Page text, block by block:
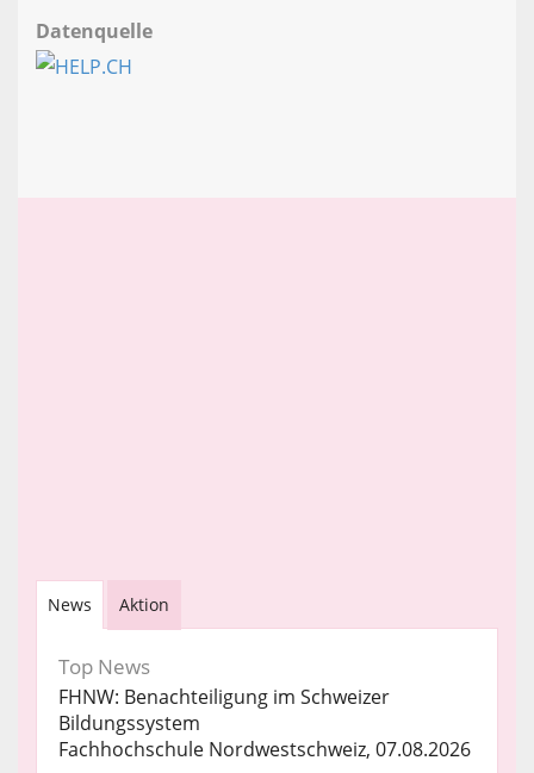
Datenquelle
News Aktion
Top News
FHNW: Benachteiligung im Schweizer
Bildungssystem
Fachhochschule Nordwestschweiz, 07.08.2026